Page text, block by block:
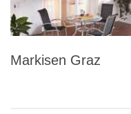
Markisen Graz